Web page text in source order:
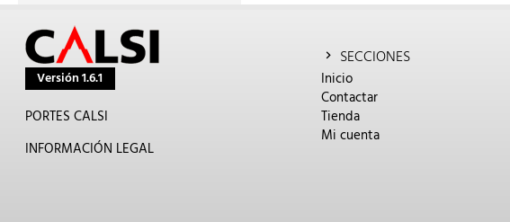
Versión 1.6.1
PORTES CALSI
INFORMACIÓN LEGAL
SECCIONES
Inicio
Contactar
Tienda
Mi cuenta